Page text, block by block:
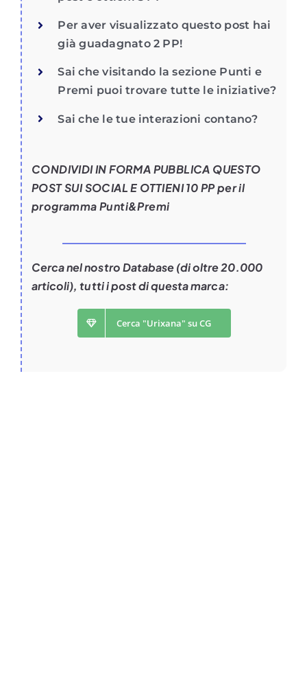
Per aver visualizzato questo post hai
già guadagnato 2 PP!
Sai che visitando la sezione Punti e
Premi puoi trovare tutte le iniziative?
Sai che le tue interazioni contano?
CONDIVIDI IN FORMA PUBBLICA QUESTO
POST SUI SOCIAL E OTTIENI 10 PP per il
programma Punti&Premi
Cerca nel nostro Database (di oltre 20.000
articoli), tutti i post di questa marca:
Cerca "Urixana" su CG